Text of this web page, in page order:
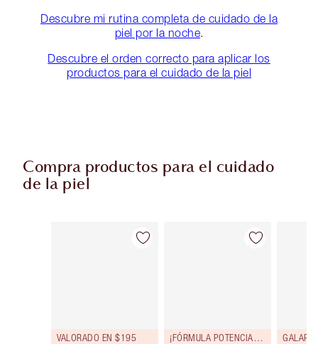
Descubre mi rutina completa de cuidado de la
piel por la noche.
Descubre el orden correcto para aplicar los
productos para el cuidado de la piel
Compra productos para el cuidado
de la piel
Artículo 1 de 90
VALORADO EN $195
Artículo 2 de 90
¡FÓRMULA POTENCIADA!